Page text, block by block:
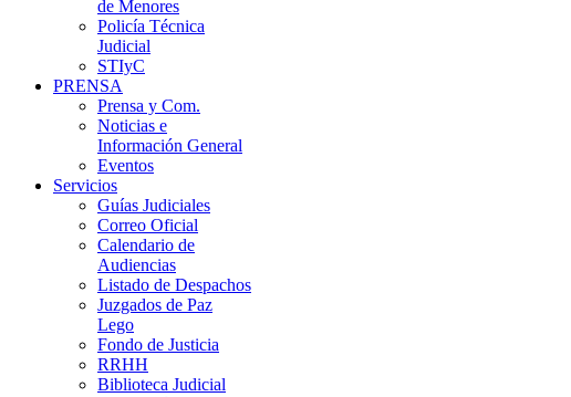
de Menores
Policía Técnica
Judicial
STIyC
PRENSA
Prensa y Com.
Noticias e
Información General
Eventos
Servicios
Guías Judiciales
Correo Oficial
Calendario de
Audiencias
Listado de Despachos
Juzgados de Paz
Lego
Fondo de Justicia
RRHH
Biblioteca Judicial